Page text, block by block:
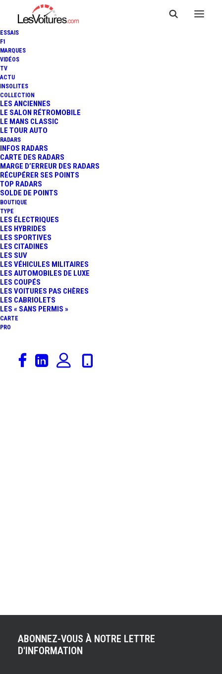
ESSAIS
F1
MARQUES
VIDÉOS
TV
ACTU
INSOLITES
COLLECTION
LES ANCIENNES
LE SALON RÉTROMOBILE
LE MANS CLASSIC
LE TOUR AUTO
RADARS
INFOS RADARS
CARTE DES RADARS
MARGE D’ERREUR DES RADARS
RÉCUPÉRER SES POINTS
TOP RADARS
SOLDE DE POINTS
BOUTIQUE
TYPE
LES ÉLECTRIQUES
LES HYBRIDES
LES SPORTIVES
LES CITADINES
LES SUV
LES VÉHICULES MILITAIRES
LES AUTOMOBILES DE LUXE
LES COUPÉS
LES VOITURES PAS CHÈRES
LES CABRIOLETS
LES « SANS PERMIS »
CARTE
PRO
12 juin 2026
BMW IX3 50 XDRIVE : LA
VÉRITÉ SUR SA
CONSOMMATION EN
VILLE, CHIFFRES À
L’APPUI
ABONNEZ-VOUS À NOTRE LETTRE
D'INFORMATION